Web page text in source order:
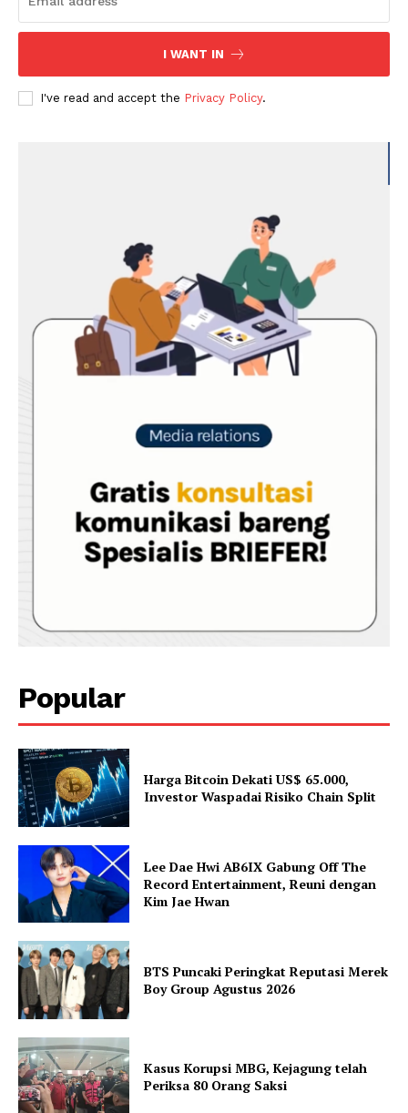
I WANT IN
I've read and accept the Privacy Policy.
Popular
Harga Bitcoin Dekati US$ 65.000,
Investor Waspadai Risiko Chain Split
Lee Dae Hwi AB6IX Gabung Off The
Record Entertainment, Reuni dengan
Kim Jae Hwan
BTS Puncaki Peringkat Reputasi Merek
Boy Group Agustus 2026
Kasus Korupsi MBG, Kejagung telah
Periksa 80 Orang Saksi